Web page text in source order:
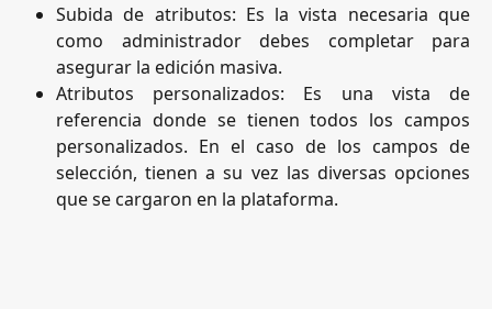
Subida de atributos: Es la vista necesaria que
como administrador debes completar para
asegurar la edición masiva.
Atributos personalizados: Es una vista de
referencia donde se tienen todos los campos
personalizados. En el caso de los campos de
selección, tienen a su vez las diversas opciones
que se cargaron en la plataforma.